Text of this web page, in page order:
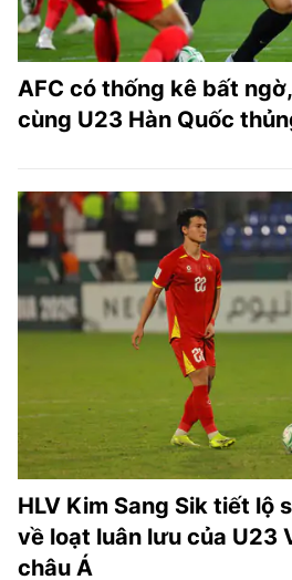
AFC có thống kê bất
cùng U23 Hàn Quốc
HLV Kim Sang Sik tiết lộ
về loạt luân lưu của U23
châu Á